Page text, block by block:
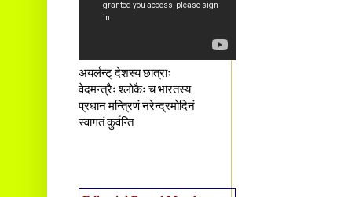
अयर्लन्ट् देशस्य छात्राः
वेदमन्त्रैः श्लोकैः च भारतस्य
प्रधान मन्त्रिणं नरेन्द्रमोदिनं
स्वागतं कुर्वन्ति